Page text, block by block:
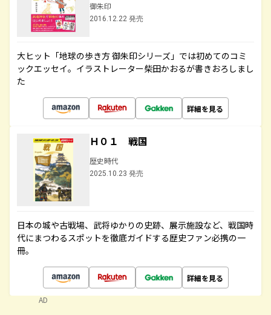
御朱印
2016.12.22 発売
大ヒット「地球の歩き方 御朱印シリーズ」では初めてのコミ
ックエッセイ。イラストレーター柴田かおるが書きおろしまし
た
詳細を見る
Ｈ０１ 戦国
歴史時代
2025.10.23 発売
日本の城や古戦場、武将ゆかりの史跡、展示施設など、戦国時
代にまつわるスポットを徹底ガイドする歴史ファン必携の一
冊。
詳細を見る
AD